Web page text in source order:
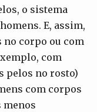
o sistema
E, assim,
no corpo ou com
com
pelos no rosto)
com corpos
menos